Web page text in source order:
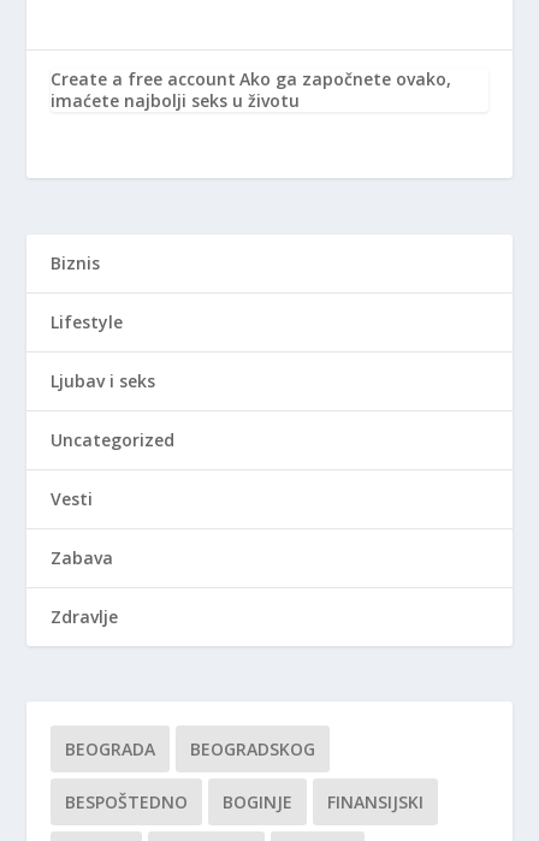
Create a free account Ako ga započnete ovako,
imaćete najbolji seks u životu
Biznis
Lifestyle
Ljubav i seks
Uncategorized
Vesti
Zabava
Zdravlje
BEOGRADA BEOGRADSKOG
BESPOŠTEDNO BOGINJE FINANSIJSKI